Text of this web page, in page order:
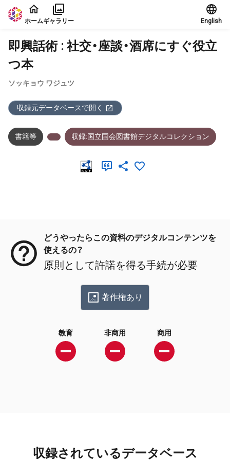
本文に飛ぶ
ホームギャラリー English
即興話術 : 社交・座談・酒席にすぐ役立
つ本
ソッキョウ ワジュツ
収録元データベースで開く
書籍等 収録:国立国会図書館デジタルコレクション
どうやったらこの資料のデジタルコンテンツを
使えるの？
原則として許諾を得る手続が必要
著作権あり
教育 非商用 商用
収録されているデータベース